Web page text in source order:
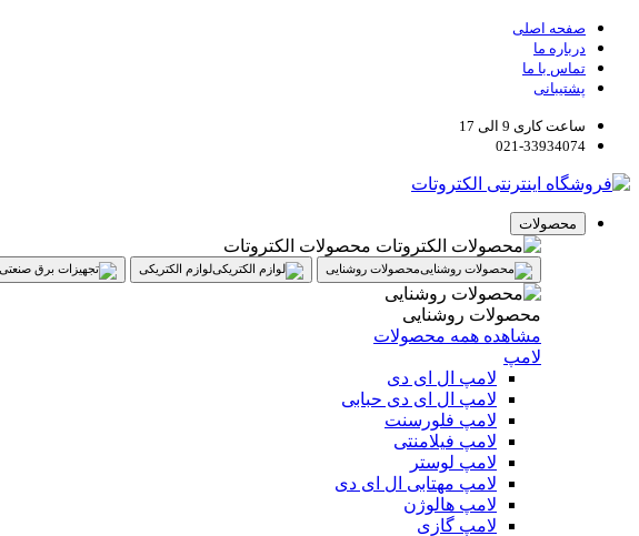
صفحه اصلی
درباره ما
تماس با ما
پشتیبانی
ساعت کاری 9 الی 17
021-33934074
محصولات
محصولات الکتروتات
محصولات روشنایی لوازم الکتریکی
محصولات روشنایی
مشاهده همه محصولات
لامپ
لامپ ال ای دی
لامپ ال ای دی حبابی
لامپ فلورسنت
لامپ فیلامنتی
لامپ لوستر
لامپ مهتابی ال ای دی
لامپ هالوژن
لامپ گازی